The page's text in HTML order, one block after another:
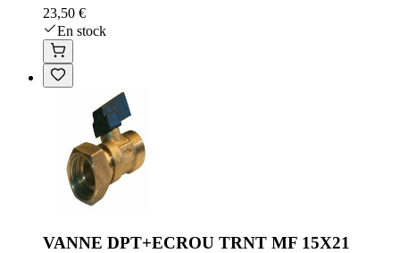
23,50 €
En stock
VANNE DPT+ECROU TRNT MF 15X21